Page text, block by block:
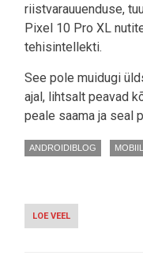
riistvarauuenduse,
Pixel 10 Pro XL
tehisintellekti.
See pole muidugi
ajal, lihtsalt peavad
peale saama ja seal
ANDROIDIBLOG
LOE VEEL
SALAPÄRANE